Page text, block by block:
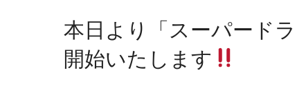
本日より「スーパード
開始いたします